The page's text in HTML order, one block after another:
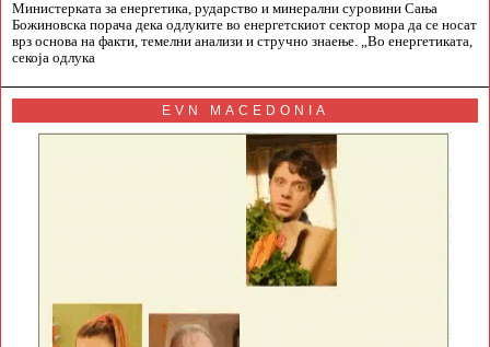
Министерката за енергетика, рударство и минерални суровини Сања
Божиновска порача дека одлуките во енергетскиот сектор мора да се носат
врз основа на факти, темелни анализи и стручно знаење. „Во енергетиката,
секоја одлука
EVN MACEDONIA